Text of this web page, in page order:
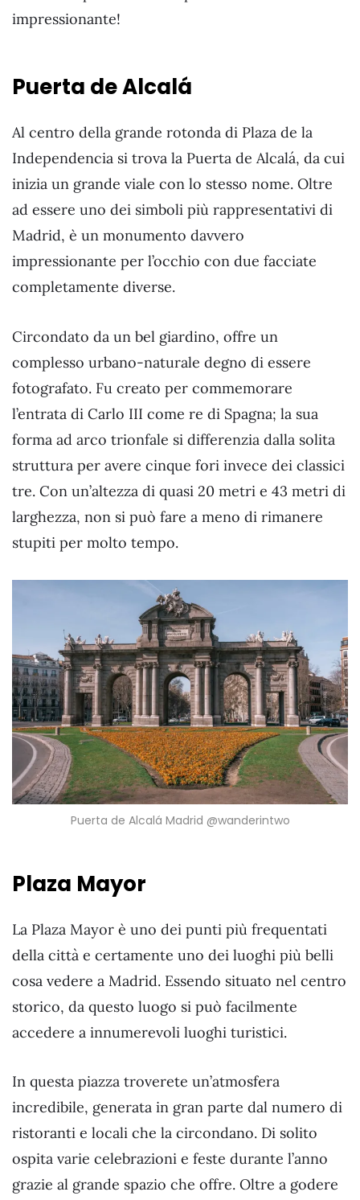
impressionante!
Puerta de Alcalá
Al centro della grande rotonda di Plaza de la
Independencia si trova la Puerta de Alcalá, da cui
inizia un grande viale con lo stesso nome. Oltre
ad essere uno dei simboli più rappresentativi di
Madrid, è un monumento davvero
impressionante per l’occhio con due facciate
completamente diverse.
Circondato da un bel giardino, offre un
complesso urbano-naturale degno di essere
fotografato. Fu creato per commemorare
l’entrata di Carlo III come re di Spagna; la sua
forma ad arco trionfale si differenzia dalla solita
struttura per avere cinque fori invece dei classici
tre. Con un’altezza di quasi 20 metri e 43 metri di
larghezza, non si può fare a meno di rimanere
stupiti per molto tempo.
Puerta de Alcalá Madrid @wanderintwo
Plaza Mayor
La Plaza Mayor è uno dei punti più frequentati
della città e certamente uno dei luoghi più belli
cosa vedere a Madrid. Essendo situato nel centro
storico, da questo luogo si può facilmente
accedere a innumerevoli luoghi turistici.
In questa piazza troverete un’atmosfera
incredibile, generata in gran parte dal numero di
ristoranti e locali che la circondano. Di solito
ospita varie celebrazioni e feste durante l’anno
grazie al grande spazio che offre. Oltre a godere